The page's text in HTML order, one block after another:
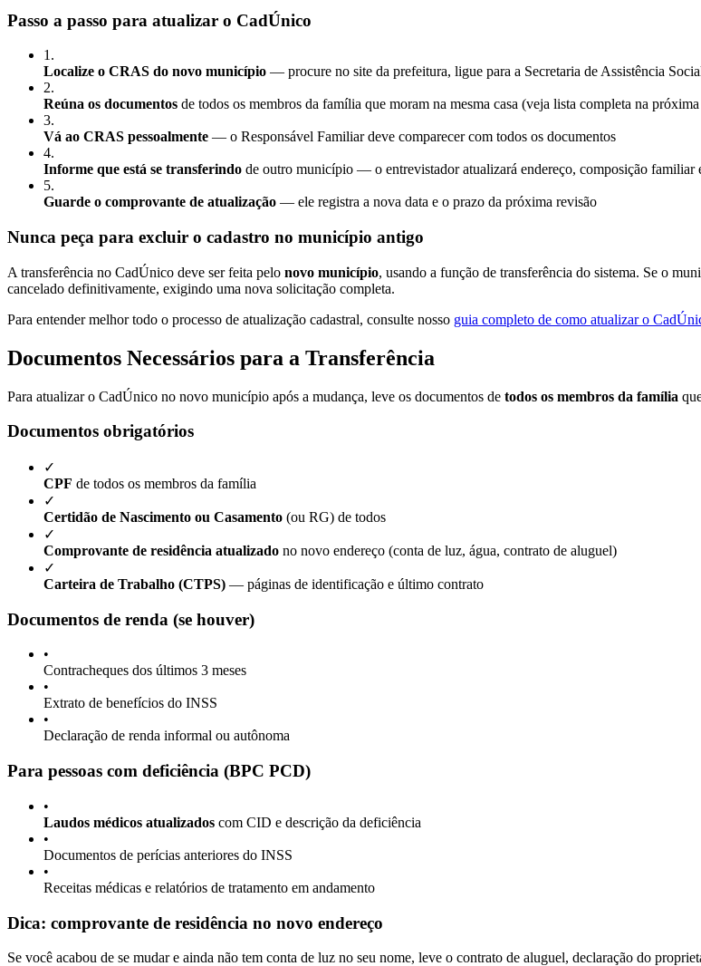
Passo a passo para atualizar o CadÚnico
1 .
Localize o CRAS do novo município — procure no site da prefeitura, ligue para a Secretaria de Assistência
2.
Reúna os documentos de todos os membros da família que moram na mesma casa (veja lista completa na próxima
3.
Vá ao CRAS pessoalmente — o Responsável Familiar deve comparecer com todos os documentos
4.
Informe que está se transferindo de outro município — o entrevistador atualizará endereço, composição familiar
5.
Guarde o comprovante de atualização — ele registra a nova data e o prazo da próxima revisão
Nunca peça para excluir o cadastro no município antigo
A transferência no CadÚnico deve ser feita pelo novo município, usando a função de transferência do sistema. Se o
cancelado definitivamente, exigindo uma nova solicitação completa.
Para entender melhor todo o processo de atualização cadastral, consulte nosso guia completo de como atualizar o
Documentos Necessários para a Transferência
Para atualizar o CadÚnico no novo município após a mudança, leve os documentos de todos os membros da família
Documentos obrigatórios
✓
CPF de todos os membros da família
✓
Certidão de Nascimento ou Casamento (ou RG) de todos
✓
Comprovante de residência atualizado no novo endereço (conta de luz, água, contrato de aluguel)
✓
Carteira de Trabalho (CTPS) — páginas de identificação e último contrato
Documentos de renda (se houver)
•
Contracheques dos últimos 3 meses
•
Extrato de benefícios do INSS
•
Declaração de renda informal ou autônoma
Para pessoas com deficiência (BPC PCD)
•
Laudos médicos atualizados com CID e descrição da deficiência
•
Documentos de perícias anteriores do INSS
•
Receitas médicas e relatórios de tratamento em andamento
Dica: comprovante de residência no novo endereço
Se você acabou de se mudar e ainda não tem conta de luz no seu nome, leve o contrato de aluguel, declaração do